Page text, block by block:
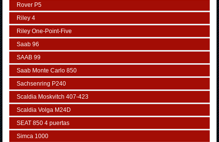
Rover P5
Riley 4
Riley One-Point-Five
Saab 96
SAAB 99
Saab Monte Carlo 850
Sachsenring P240
Scaldia Moskvitch 407-423
Scaldia Volga M24D
SEAT 850 4 puertas
Simca 1000